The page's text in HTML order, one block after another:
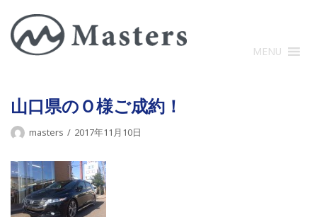
コ
ン
テ
に
ス
キ
プ
MENU
山口県のＯ様ご成約！
masters 2017年11月10日